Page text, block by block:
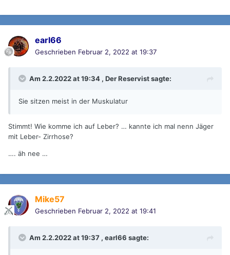
earl66
Geschrieben Februar 2, 2022 at 19:37
Am 2.2.2022 at 19:34 , Der Reservistsagte:
Sie sitzen meist in der Muskulatur
Stimmt! Wie komme ich auf Leber? … kannte ich mal nenn Jäger
mit Leber- Zirrhose?
…. äh nee …
Mike57
Geschrieben Februar 2, 2022 at 19:41
Am 2.2.2022 at 19:37 , earl66 sagte: